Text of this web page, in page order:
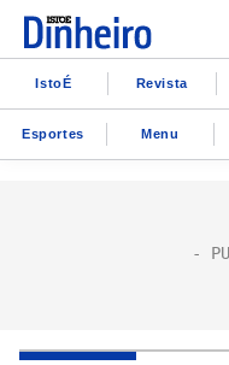
IstoÉ Revista
Esportes Menu